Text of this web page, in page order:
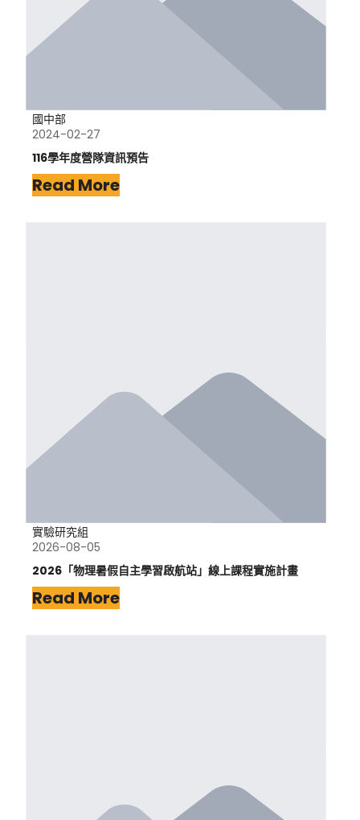
國中部
2024-02-27
116學年度營隊資訊預告
Read More
實驗研究組
2026-08-05
2026「物理暑假自主學習啟航站」線上課程實施計畫
Read More